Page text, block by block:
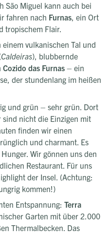
São Miguel kann auch bei
fahren nach Furnas, ein Ort
tropischem Flair.
vulkanischen Tal und
Caldeiras), blubbernde
Cozido das Furnas – ein
der stundenlang im heißen
und grün – sehr grün. Dort
nicht die Einzigen mit
finden wir einen
und charmant. Es
Wir gönnen uns den
Restaurant. Für uns
der Insel. (Achtung:
kommen!)
Entspannung: Terra
Garten mit über 2.000
Thermalbecken. Das